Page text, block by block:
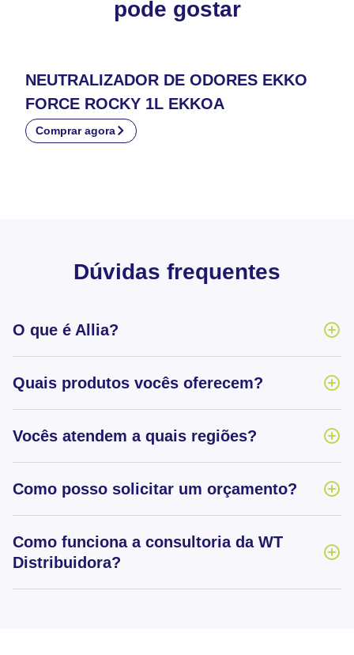
pode gostar
NEUTRALIZADOR DE ODORES EKKO
FORCE ROCKY 1L EKKOA
Comprar agora
Dúvidas frequentes
O que é Allia?
Quais produtos vocês oferecem?
Vocês atendem a quais regiões?
Como posso solicitar um orçamento?
Como funciona a consultoria da WT
Distribuidora?